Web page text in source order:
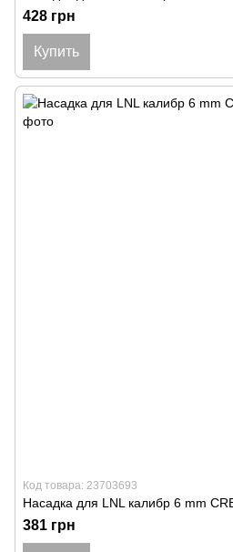
428 грн
Купить
Код товара: 23703693
Насадка для LNL калибр 6 mm
381 грн